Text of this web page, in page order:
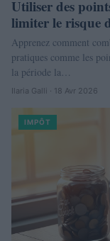
Utiliser des
limiter le risque
Apprenez comment
pratiques comme les
la période la…
Ilaria Galli · 18 Avr 2026
IMPÔT